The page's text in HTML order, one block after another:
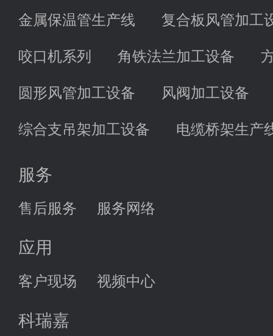
金属保温管生产线 复合板风管加工
咬口机系列 角铁法兰加工设备
圆形风管加工设备 风阀加工设备
综合支吊架加工设备 电缆桥架生产
服务
售后服务 服务网络
应用
客户现场 视频中心
科瑞嘉